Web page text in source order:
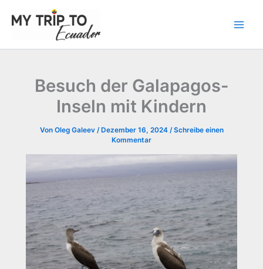
Inhalt
Besuch der Galapagos-
Inseln mit Kindern
Von Oleg Galeev / Dezember 16, 2024 /Schreibe einen
Kommentar